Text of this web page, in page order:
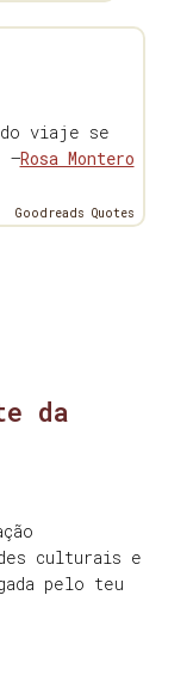
viaje se
—Rosa Montero
Goodreads Quotes
da
culturais e
pelo teu